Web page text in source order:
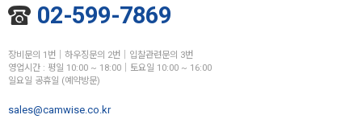
02-599-7869
장비문의 1번│하우징문의 2번│입찰관련문의 3번
영업시간 : 평일 10:00 ~ 18:00│토요일 10:00 ~ 16:00
일요일 공휴일 (예약방문)
sales@camwise.co.kr